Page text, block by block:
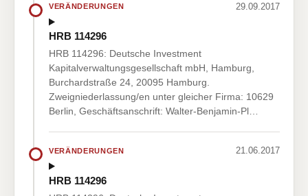
VERÄNDERUNGEN 29.09.2017
HRB 114296
HRB 114296: Deutsche Investment
Kapitalverwaltungsgesellschaft mbH, Hamburg,
Burchardstraße 24, 20095 Hamburg.
Zweigniederlassung/en unter gleicher Firma: 10629
Berlin, Geschäftsanschrift: Walter-Benjamin-Pl…
VERÄNDERUNGEN 21.06.2017
HRB 114296